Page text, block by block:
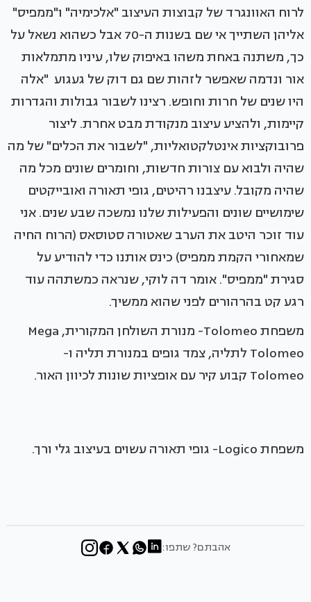
לרוח האוונגרד של קבוצות העיצוב "אלכימיה" ו"ממפיס"
אליהן השתייך אי שם בשנות ה-70 אבל כשהוא נשאל על
כך, משתנה באחת משהו באיפוק שלו, עיניו מתמלאות
אור ונדמה שאפשר לזהות שם גם דוק של געגוע "אלה
היו שנים של חרות וחופש. רצינו לשבור גבולות והגדרות
קיימות, ולהציע עיצוב מנקודת מבט אחרת. ליצור
פרובוקציות אינטלקטואליות, "לשבור את הכלים" של מה
שהיה ולבוא עם צורות חדשות, וחומרים שונים מכל מה
שהיה מקובל. עיצבנו רהיטים, גופי תאורה ואובייקטים
שימושיים שונים והפעילות שלנו נמשכה שבע שנים. אני
עוד זוכר היטב את הערב שאטורה סטוסאס (הרוח החיה
שמאחורי הקמת ממפיס) כינס אותנו כדי להודיע על
סגירת "ממפיס". אומר דה לוקי, שנראה כמשתהה עוד
רגע קט בהרהורים לפני שהוא ממשיך.
משפחת Tolomeo- מנורת השולחן המקורית, Mega
Tolomeo לתליה, צמד גופים במנורת תליה ו-
Tolomeo קבוע קיר עם אופציות שונות לכיוון האור.
משפחת Logico- גופי תאורה עשוים בעיצוב גלי ורך.
אהבתם? שתפו: